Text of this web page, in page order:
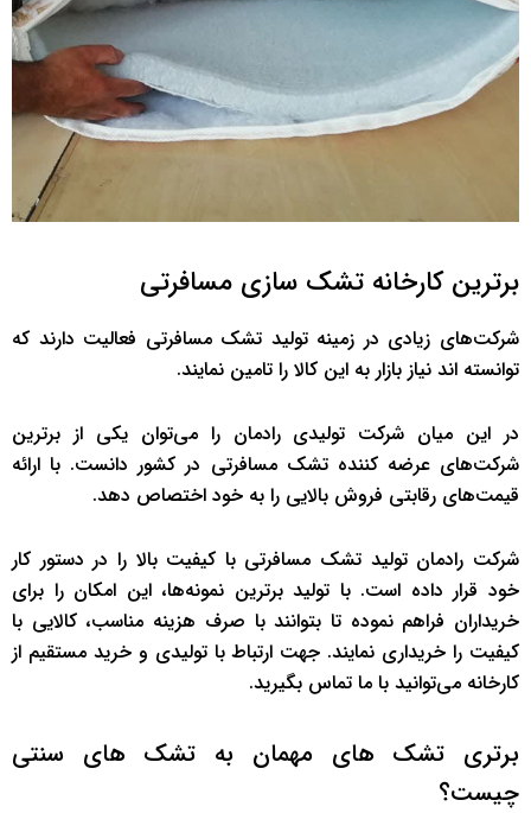
برترین کارخانه تشک سازی مسافرتی
شرکت‌های زیادی در زمینه تولید تشک مسافرتی فعالیت دارند که
توانسته اند نیاز بازار به این کالا را تامین نمایند.
در این میان شرکت تولیدی رادمان را می‌توان یکی از برترین
شرکت‌های عرضه کننده تشک مسافرتی در کشور دانست. با ارائه
قیمت‌های رقابتی فروش بالایی را به خود اختصاص دهد.
شرکت رادمان تولید تشک مسافرتی با کیفیت بالا را در دستور کار
خود قرار داده است. با تولید برترین نمونه‌ها، این امکان را برای
خریداران فراهم نموده تا بتوانند با صرف هزینه مناسب، کالایی با
کیفیت را خریداری نمایند. جهت ارتباط با تولیدی و خرید مستقیم از
کارخانه می‌توانید با ما تماس بگیرید.
برتری تشک های مهمان به تشک های سنتی
چیست؟